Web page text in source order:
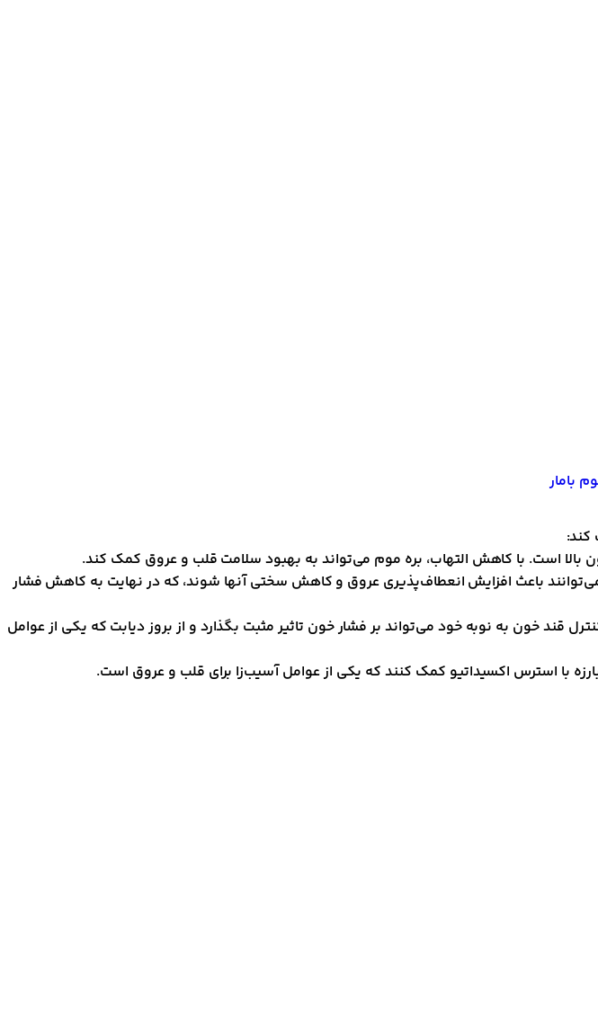
بامار
بالا است. با کاهش التهاب، بره موم می‌تواند به بهبود سلامت قلب و عروق کمک کند.
باعث افزایش انعطاف‌پذیری عروق و کاهش سختی آنها شوند، که در نهایت به کاهش فشار
قند خون به نوبه خود می‌تواند بر فشار خون تاثیر مثبت بگذارد و از بروز دیابت که یکی از عوامل
با استرس اکسیداتیو کمک کنند که یکی از عوامل آسیب‌زا برای قلب و عروق است.